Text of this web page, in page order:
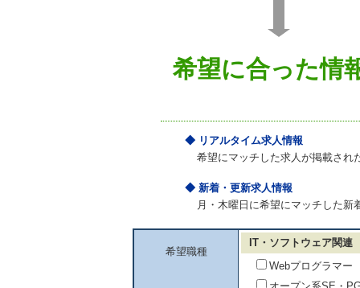
希望に合った情
◆ リアルタイム求人情報
希望にマッチした求人が掲載され
◆ 新着・更新求人情報
月・木曜日に希望にマッチした
希望職種
IT・ソフトウェア関連
Webプログラマー
オープン系SE・